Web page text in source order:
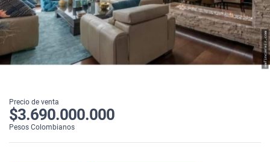
Precio de venta
$3.690.000.000
Pesos Colombianos